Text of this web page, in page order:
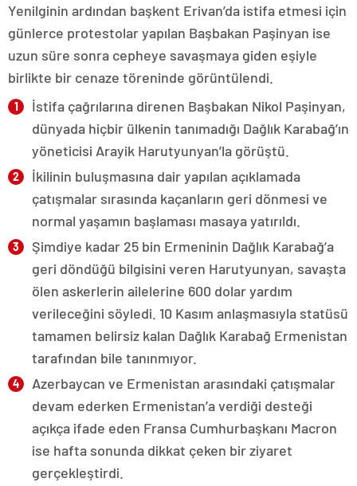
Yenilginin ardından başkent Erivan’da istifa etmesi için
günlerce protestolar yapılan Başbakan Paşinyan ise
uzun süre sonra cepheye savaşmaya giden eşiyle
birlikte bir cenaze töreninde görüntülendi.
İstifa çağrılarına direnen Başbakan Nikol Paşinyan,
dünyada hiçbir ülkenin tanımadığı Dağlık Karabağ’ın
yöneticisi Arayik Harutyunyan’la görüştü.
İkilinin buluşmasına dair yapılan açıklamada
çatışmalar sırasında kaçanların geri dönmesi ve
normal yaşamın başlaması masaya yatırıldı.
Şimdiye kadar 25 bin Ermeninin Dağlık Karabağ’a
geri döndüğü bilgisini veren Harutyunyan, savaşta
ölen askerlerin ailelerine 600 dolar yardım
verileceğini söyledi. 10 Kasım anlaşmasıyla statüsü
tamamen belirsiz kalan Dağlık Karabağ Ermenistan
tarafından bile tanınmıyor.
Azerbaycan ve Ermenistan arasındaki çatışmalar
devam ederken Ermenistan’a verdiği desteği
açıkça ifade eden Fransa Cumhurbaşkanı Macron
ise hafta sonunda dikkat çeken bir ziyaret
gerçekleştirdi.